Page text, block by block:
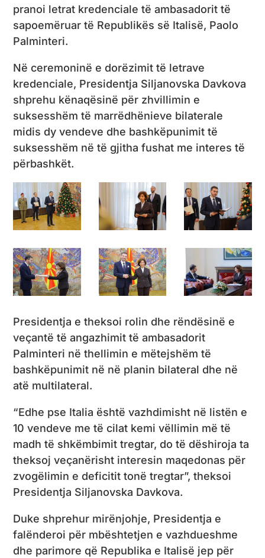
pranoi letrat kredenciale të ambasadorit të
sapoemëruar të Republikës së Italisë, Paolo
Palminteri.
Në ceremoninë e dorëzimit të letrave
kredenciale, Presidentja Siljanovska Davkova
shprehu kënaqësinë për zhvillimin e
suksesshëm të marrëdhënieve bilaterale
midis dy vendeve dhe bashkëpunimit të
suksesshëm në të gjitha fushat me interes të
përbashkët.
Presidentja e theksoi rolin dhe rëndësinë e
veçantë të angazhimit të ambasadorit
Palminteri në thellimin e mëtejshëm të
bashkëpunimit në në planin bilateral dhe në
atë multilateral.
“Edhe pse Italia është vazhdimisht në listën e
10 vendeve me të cilat kemi vëllimin më të
madh të shkëmbimit tregtar, do të dëshiroja ta
theksoj veçanërisht interesin maqedonas për
zvogëlimin e deficitit tonë tregtar”, theksoi
Presidentja Siljanovska Davkova.
Duke shprehur mirënjohje, Presidentja e
falënderoi për mbështetjen e vazhdueshme
dhe parimore që Republika e Italisë jep për